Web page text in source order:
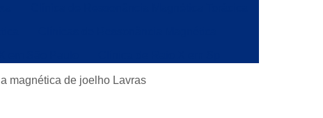
Clínica de Ressonância Magnética
magnética de joelho Lavras